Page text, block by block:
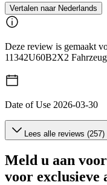
Vertalen naar Nederlands
Deze review is gemaakt
11342U60B2X2
Date of Use 2026-03-30
Lees alle reviews (257)
Meld u aan
voor exclusieve